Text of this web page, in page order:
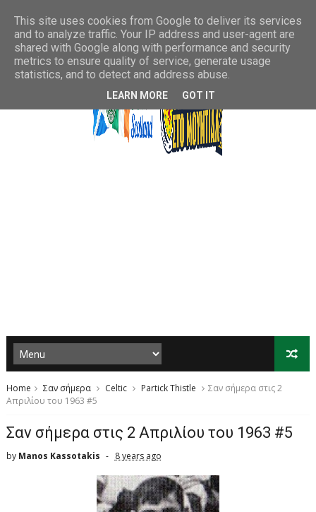
Home Σαν σήμερα Celtic Partick Thistle
Σαν σήμερα στις 2
Απριλίου του 1963 #5
Σαν σήμερα στις 2 Απριλίου του 1963 #5
by Manos Kassotakis 8 years ago
This site uses cookies from Google to deliver its services
and to analyze traffic. Your IP address and user-agent are
shared with Google along with performance and security
metrics to ensure quality of service, generate usage
statistics, and to detect and address abuse.
LEARN MORE GOT IT